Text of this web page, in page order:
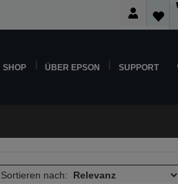
SHOP ÜBER EPSON SUPPORT
Sortieren nach: